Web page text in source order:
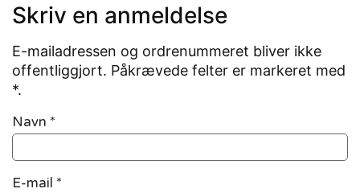
Skriv en anmeldelse
E-mailadressen og ordrenummeret bliver ikke
offentliggjort. Påkrævede felter er markeret med
*.
Navn *
E-mail *